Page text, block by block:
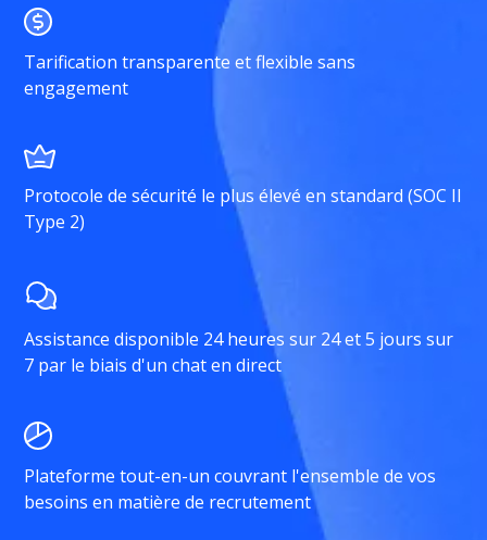
Tarification transparente et flexible sans
engagement
Protocole de sécurité le plus élevé en standard (SOC II
Type 2)
Assistance disponible 24 heures sur 24 et 5 jours sur
7 par le biais d'un chat en direct
Plateforme tout-en-un couvrant l'ensemble de vos
besoins en matière de recrutement